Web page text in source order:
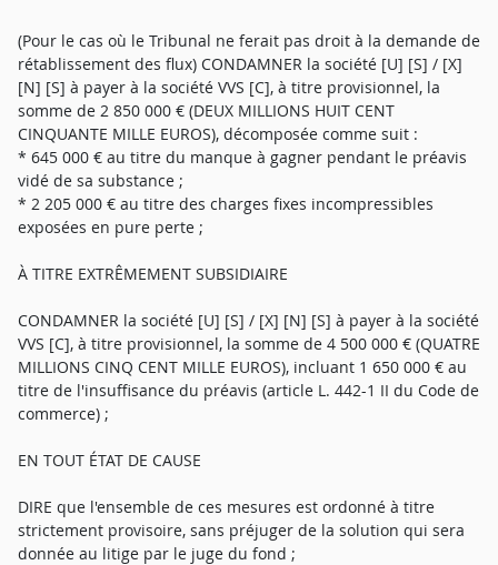
(Pour le cas où le Tribunal ne ferait pas droit à la demande de
rétablissement des flux) CONDAMNER la société [U] [S] / [X]
[N] [S] à payer à la société VVS [C], à titre provisionnel, la
somme de 2 850 000 € (DEUX MILLIONS HUIT CENT
CINQUANTE MILLE EUROS), décomposée comme suit :
* 645 000 € au titre du manque à gagner pendant le préavis
vidé de sa substance ;
* 2 205 000 € au titre des charges fixes incompressibles
exposées en pure perte ;
À TITRE EXTRÊMEMENT SUBSIDIAIRE
CONDAMNER la société [U] [S] / [X] [N] [S] à payer à la société
VVS [C], à titre provisionnel, la somme de 4 500 000 € (QUATRE
MILLIONS CINQ CENT MILLE EUROS), incluant 1 650 000 € au
titre de l'insuffisance du préavis (article L. 442-1 II du Code de
commerce) ;
EN TOUT ÉTAT DE CAUSE
DIRE que l'ensemble de ces mesures est ordonné à titre
strictement provisoire, sans préjuger de la solution qui sera
donnée au litige par le juge du fond ;